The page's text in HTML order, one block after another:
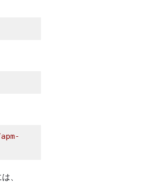
、